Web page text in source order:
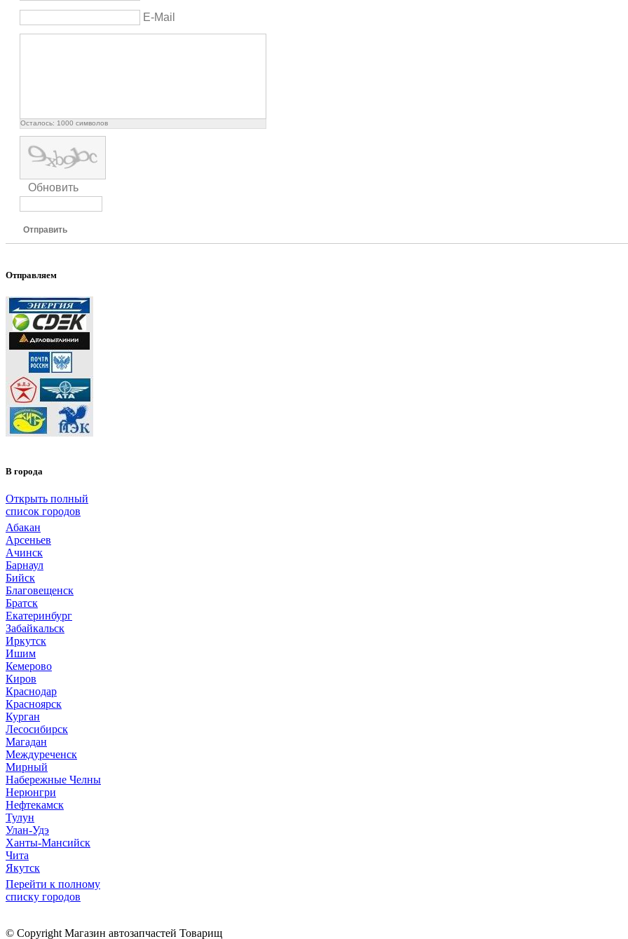
E-Mail
Осталось: 1000 символов
Обновить
Отправить
Отправляем
В города
Открыть полный
список городов
Абакан
Арсеньев
Ачинск
Барнаул
Бийск
Благовещенск
Братск
Екатеринбург
Забайкальск
Иркутск
Ишим
Кемерово
Киров
Краснодар
Красноярск
Курган
Лесосибирск
Магадан
Междуреченск
Мирный
Набережные Челны
Нерюнгри
Нефтекамск
Тулун
Улан-Удэ
Ханты-Мансийск
Чита
Якутск
Перейти к полному
списку городов
© Copyright Магазин автозапчастей Товарищ